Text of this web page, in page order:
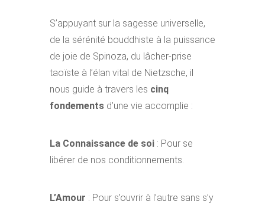
S’appuyant sur la sagesse universelle,
de la sérénité bouddhiste à la puissance
de joie de Spinoza, du lâcher-prise
taoïste à l’élan vital de Nietzsche, il
nous guide à travers les cinq
fondements d’une vie accomplie :
La Connaissance de soi : Pour se
libérer de nos conditionnements.
L’Amour : Pour s’ouvrir à l’autre sans s’y